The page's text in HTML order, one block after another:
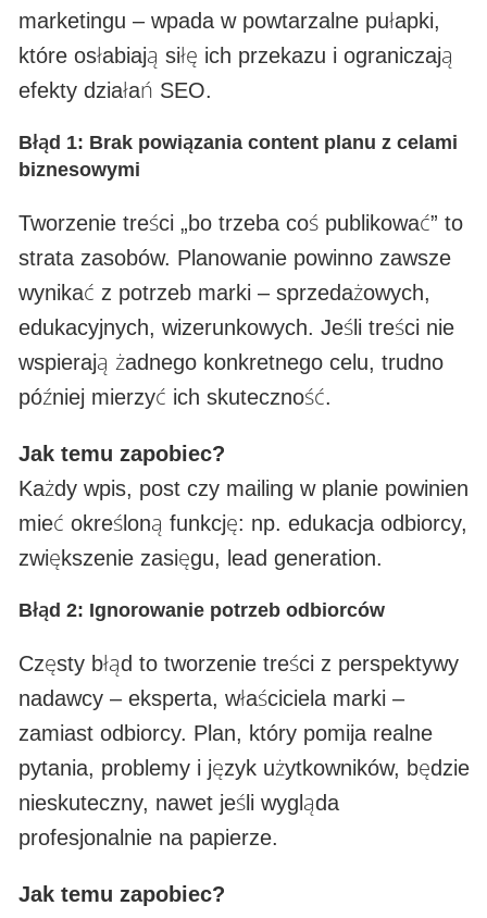
marketingu – wpada w powtarzalne pułapki,
które osłabiają siłę ich przekazu i ograniczają
efekty działań SEO.
Błąd 1: Brak powiązania content planu z celami
biznesowymi
Tworzenie treści „bo trzeba coś publikować” to
strata zasobów. Planowanie powinno zawsze
wynikać z potrzeb marki – sprzedażowych,
edukacyjnych, wizerunkowych. Jeśli treści nie
wspierają żadnego konkretnego celu, trudno
później mierzyć ich skuteczność.
Jak temu zapobiec?
Każdy wpis, post czy mailing w planie powinien
mieć określoną funkcję: np. edukacja odbiorcy,
zwiększenie zasięgu, lead generation.
Błąd 2: Ignorowanie potrzeb odbiorców
Częsty błąd to tworzenie treści z perspektywy
nadawcy – eksperta, właściciela marki –
zamiast odbiorcy. Plan, który pomija realne
pytania, problemy i język użytkowników, będzie
nieskuteczny, nawet jeśli wygląda
profesjonalnie na papierze.
Jak temu zapobiec?